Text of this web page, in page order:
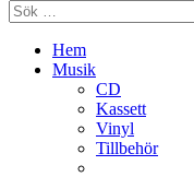
Hem
Musik
CD
Kassett
Vinyl
Tillbehör